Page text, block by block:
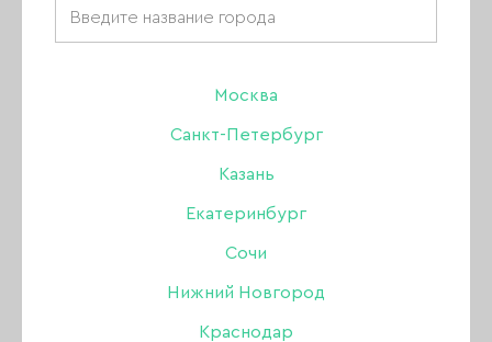
Москва
Санкт-Петербург
Казань
Екатеринбург
Сочи
Нижний Новгород
Краснодар
Новости
Новинка! Неоновые базы от Iva Nails в NAILBRAND
Новинка!
Неоновые базы
от Iva Nails в
NAILBRAND